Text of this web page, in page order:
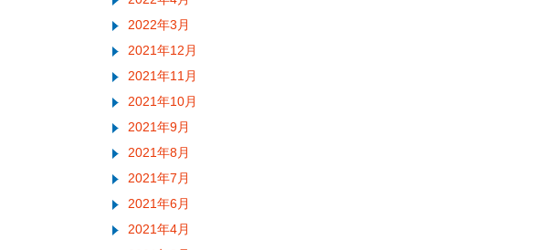
2022年3月
2021年12月
2021年11月
2021年10月
2021年9月
2021年8月
2021年7月
2021年6月
2021年4月